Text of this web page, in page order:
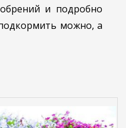
и подробно
можно, а